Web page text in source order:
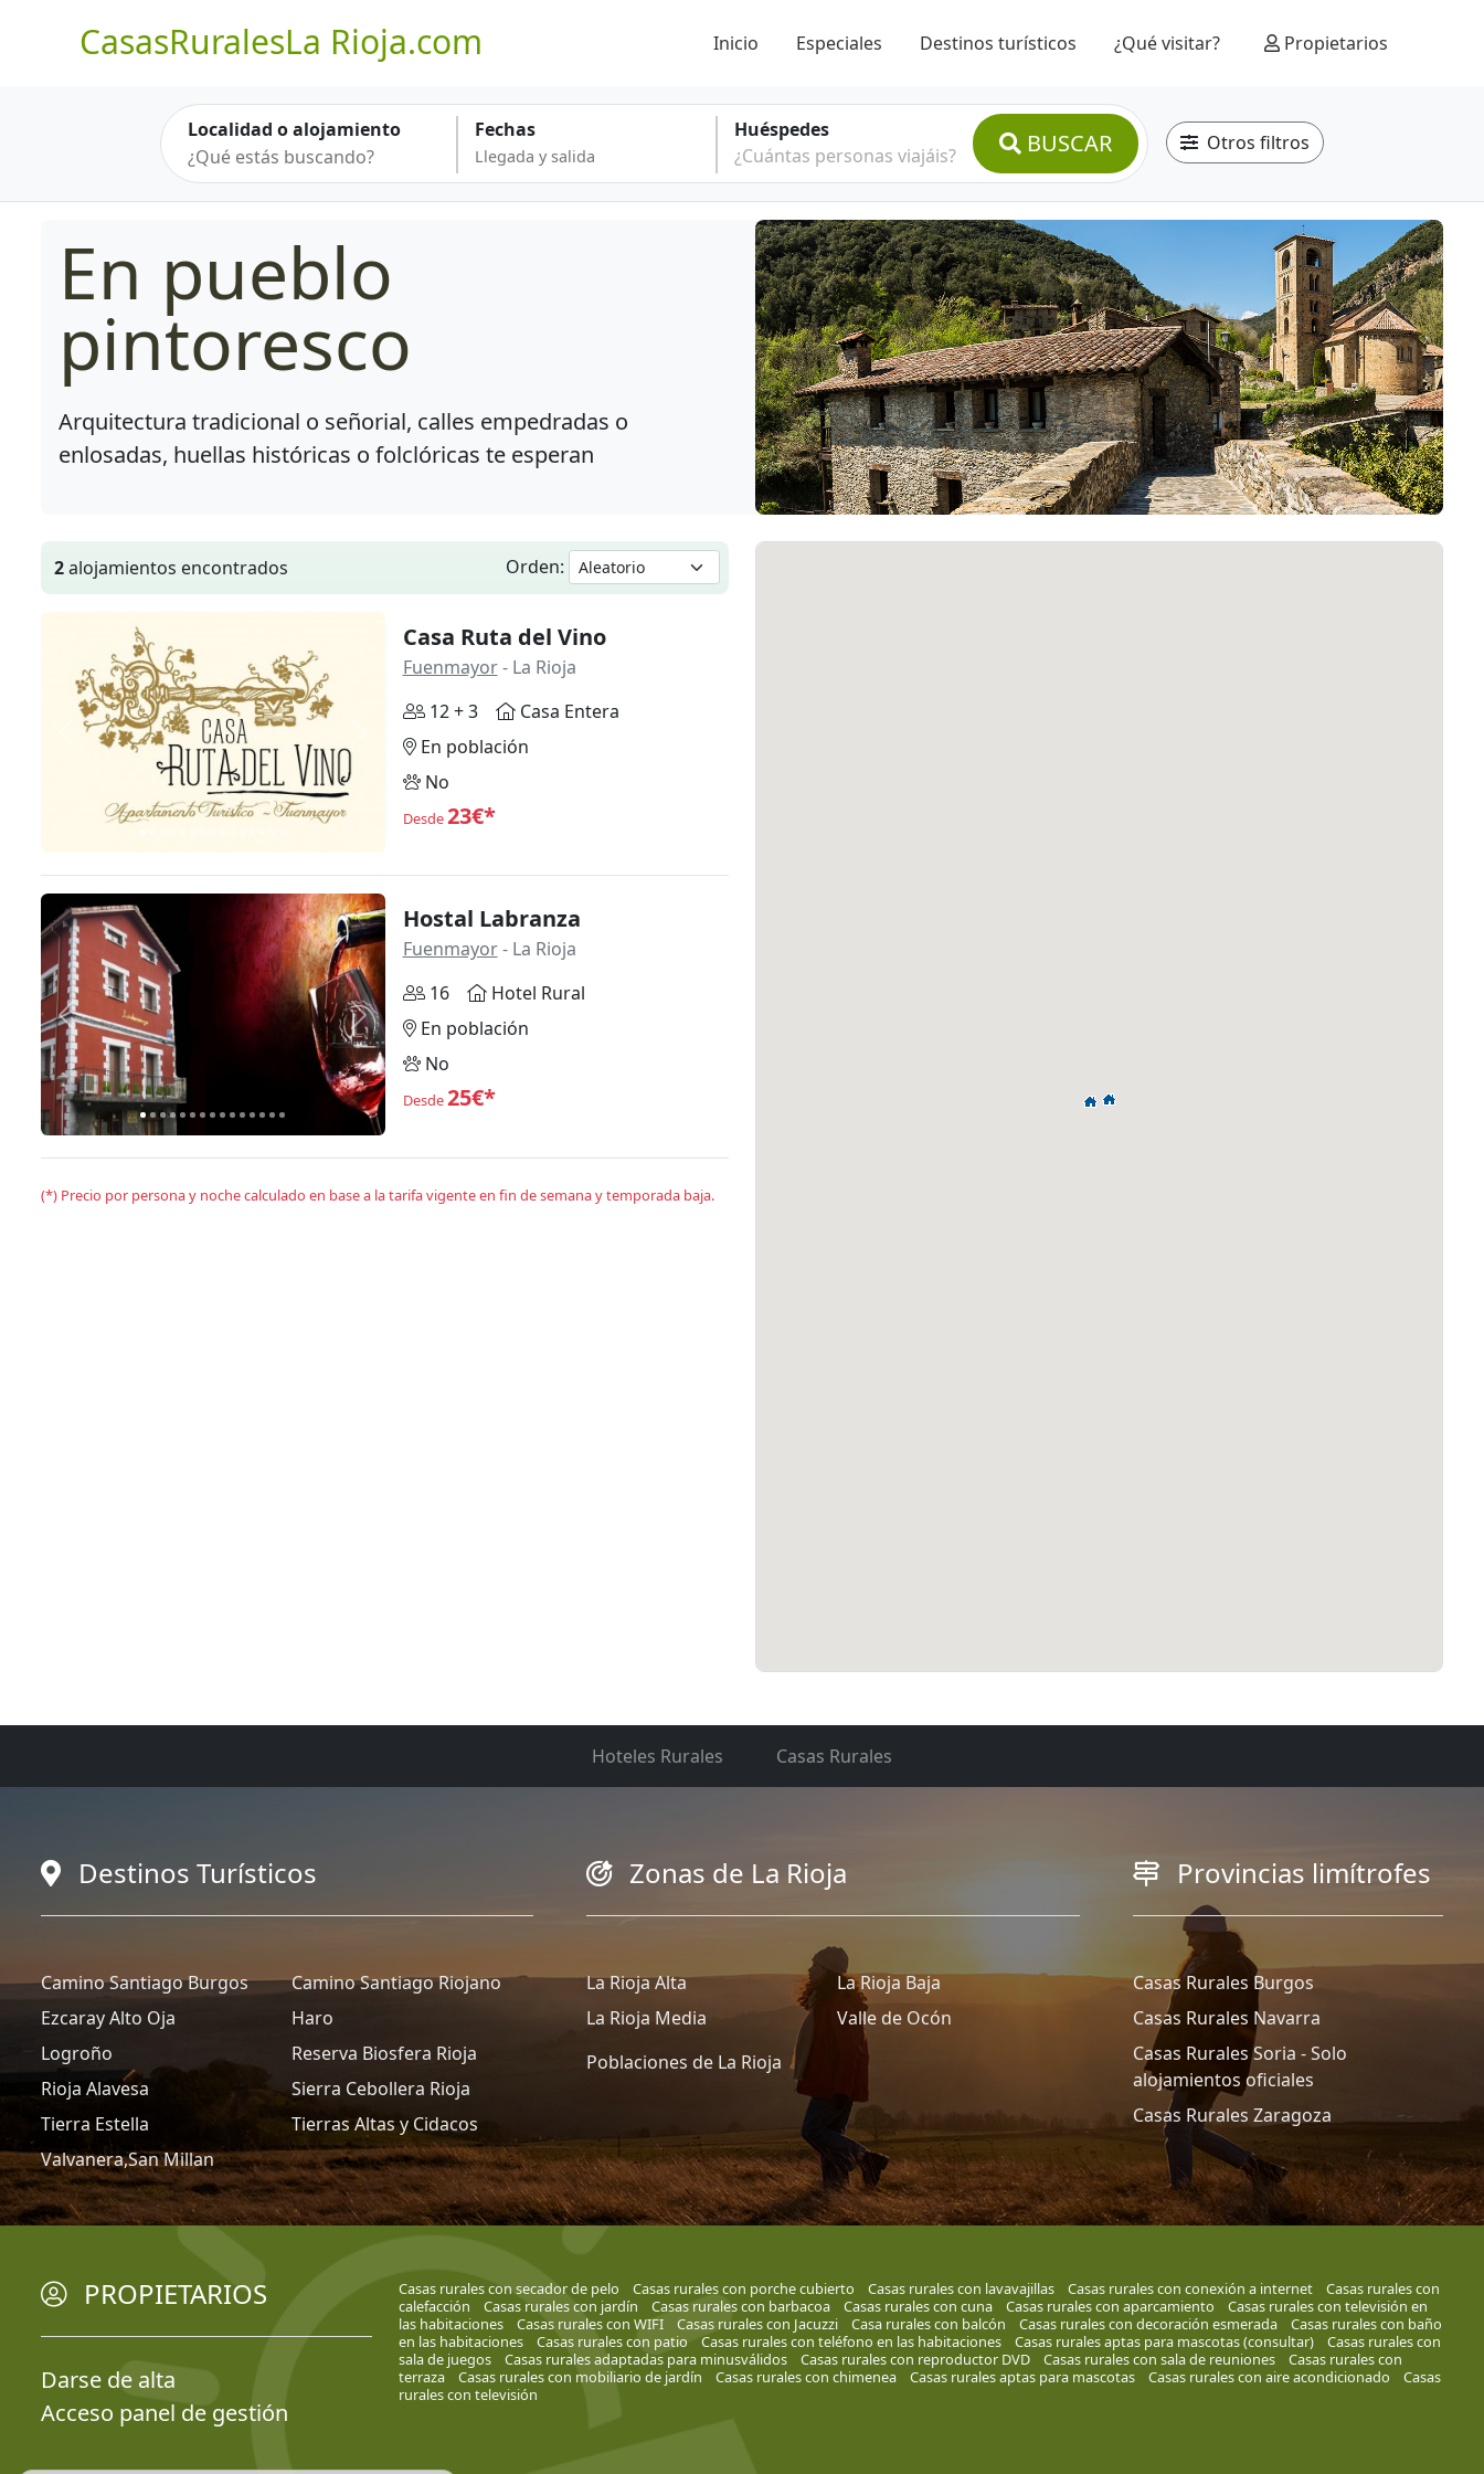
CasasRuralesLa Rioja.com Inicio Especiales Destinos turísticos ¿Qué visitar? Propietarios
Localidad o alojamiento Fechas
Huéspedes
¿Cuántas personas viajáis?
BUSCAR Otros filtros
En pueblo
pintoresco
Arquitectura tradicional o señorial, calles empedradas o
enlosadas, huellas históricas o folclóricas te esperan
2alojamientos encontrados Orden:
Anterior Siguiente
Casa Ruta del Vino
Fuenmayor- La Rioja
12 + 3
Casa Entera
En población
No
Desde23€*
Anterior Siguiente
Hostal Labranza
Fuenmayor- La Rioja
16
Hotel Rural
En población
No
Desde25€*
(*) Precio por persona y noche calculado en base a la tarifa vigente en fin de semana y temporada baja.
Hoteles Rurales Casas Rurales
Destinos Turísticos
Camino Santiago Burgos
Camino Santiago Riojano
Ezcaray Alto Oja
Haro
Logroño
Reserva Biosfera Rioja
Rioja Alavesa
Sierra Cebollera Rioja
Tierra Estella
Tierras Altas y Cidacos
Valvanera,San Millan
Zonas de La Rioja
La Rioja Alta
La Rioja Baja
La Rioja Media
Valle de Ocón
Poblaciones de La Rioja
Provincias limítrofes
Casas Rurales Burgos
Casas Rurales Navarra
Casas Rurales Soria - Solo
alojamientos oficiales
Casas Rurales Zaragoza
PROPIETARIOS
Darse de alta
Acceso panel de gestión
Casas rurales con secador de pelo Casas rurales con porche cubierto Casas rurales con lavavajillas Casas rurales con conexión a internet
Casas rurales con
calefacción
Casas rurales con jardín Casas rurales con barbacoa Casas rurales con cuna Casas rurales con aparcamiento
Casas rurales con televisión en
las habitaciones
Casas rurales con WIFI Casas rurales con Jacuzzi Casa rurales con balcón Casas rurales con decoración esmerada
Casas rurales con baño
en las habitaciones
Casas rurales con patio Casas rurales con teléfono en las habitaciones Casas rurales aptas para mascotas (consultar)
Casas rurales con
sala de juegos
Casas rurales adaptadas para minusválidos Casas rurales con reproductor DVD Casas rurales con sala de reuniones
Casas rurales con
terraza
Casas rurales con mobiliario de jardín Casas rurales con chimenea Casas rurales aptas para mascotas Casas rurales con aire acondicionado
Casas
rurales con televisión